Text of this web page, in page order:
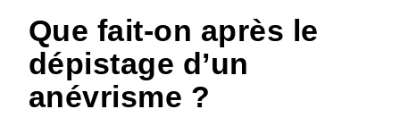
Que fait-on après le
dépistage d’un
anévrisme ?